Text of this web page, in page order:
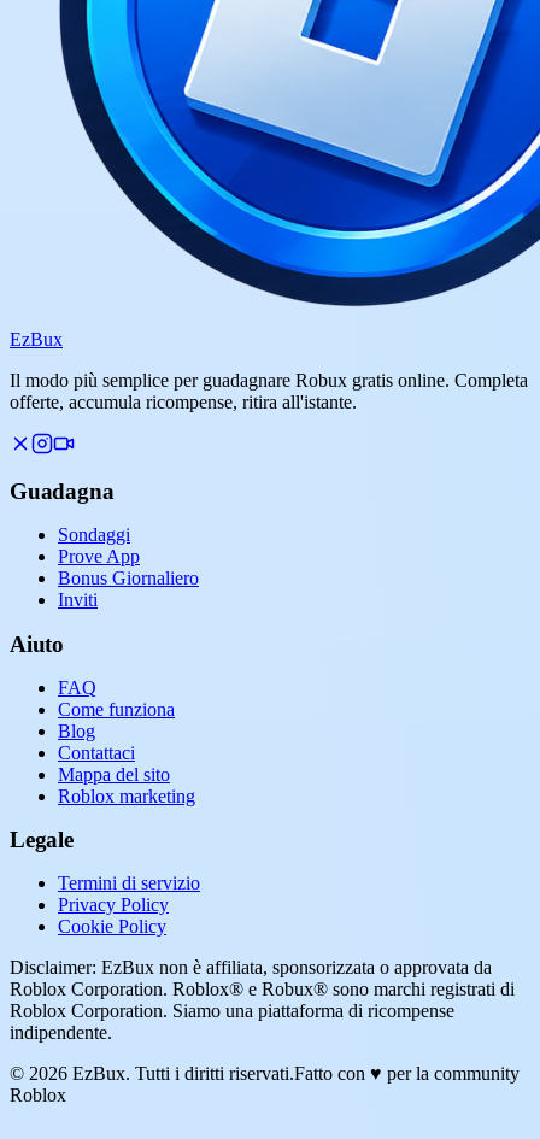
EzBux
Il modo più semplice per guadagnare Robux gratis online. Completa
offerte, accumula ricompense, ritira all'istante.
Guadagna
Sondaggi
Prove App
Bonus Giornaliero
Inviti
Aiuto
FAQ
Come funziona
Blog
Contattaci
Mappa del sito
Roblox marketing
Legale
Termini di servizio
Privacy Policy
Cookie Policy
Disclaimer: EzBux non è affiliata, sponsorizzata o approvata da
Roblox Corporation. Roblox® e Robux® sono marchi registrati di
Roblox Corporation. Siamo una piattaforma di ricompense
indipendente.
© 2026 EzBux. Tutti i diritti riservati.Fatto con ♥ per la community
Roblox